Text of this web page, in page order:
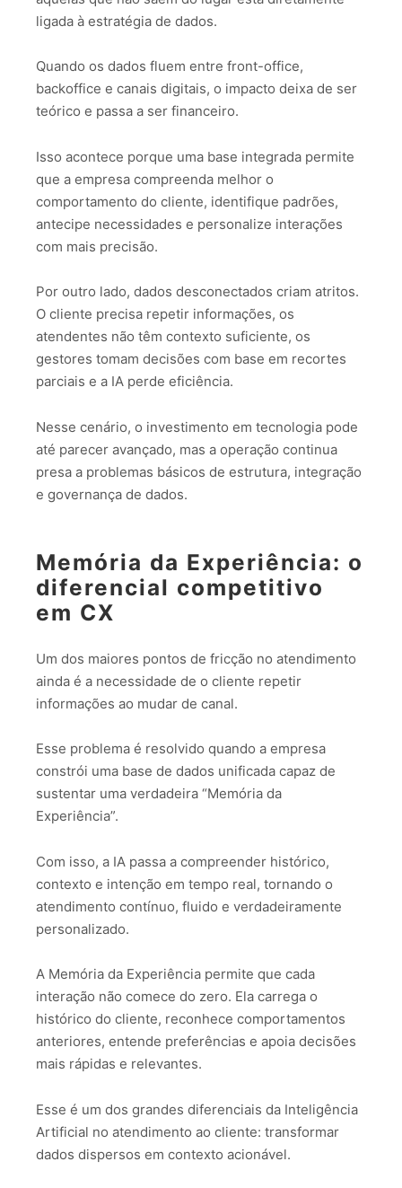
ligada à estratégia de dados.
Quando os dados fluem entre front-office,
backoffice e canais digitais, o impacto deixa de ser
teórico e passa a ser financeiro.
Isso acontece porque uma base integrada permite
que a empresa compreenda melhor o
comportamento do cliente, identifique padrões,
antecipe necessidades e personalize interações
com mais precisão.
Por outro lado, dados desconectados criam atritos.
O cliente precisa repetir informações, os
atendentes não têm contexto suficiente, os
gestores tomam decisões com base em recortes
parciais e a IA perde eficiência.
Nesse cenário, o investimento em tecnologia pode
até parecer avançado, mas a operação continua
presa a problemas básicos de estrutura, integração
e governança de dados.
Memória da Experiência: o
diferencial competitivo
em CX
Um dos maiores pontos de fricção no atendimento
ainda é a necessidade de o cliente repetir
informações ao mudar de canal.
Esse problema é resolvido quando a empresa
constrói uma base de dados unificada capaz de
sustentar uma verdadeira “Memória da
Experiência”.
Com isso, a IA passa a compreender histórico,
contexto e intenção em tempo real, tornando o
atendimento contínuo, fluido e verdadeiramente
personalizado.
A Memória da Experiência permite que cada
interação não comece do zero. Ela carrega o
histórico do cliente, reconhece comportamentos
anteriores, entende preferências e apoia decisões
mais rápidas e relevantes.
Esse é um dos grandes diferenciais da Inteligência
Artificial no atendimento ao cliente: transformar
dados dispersos em contexto acionável.